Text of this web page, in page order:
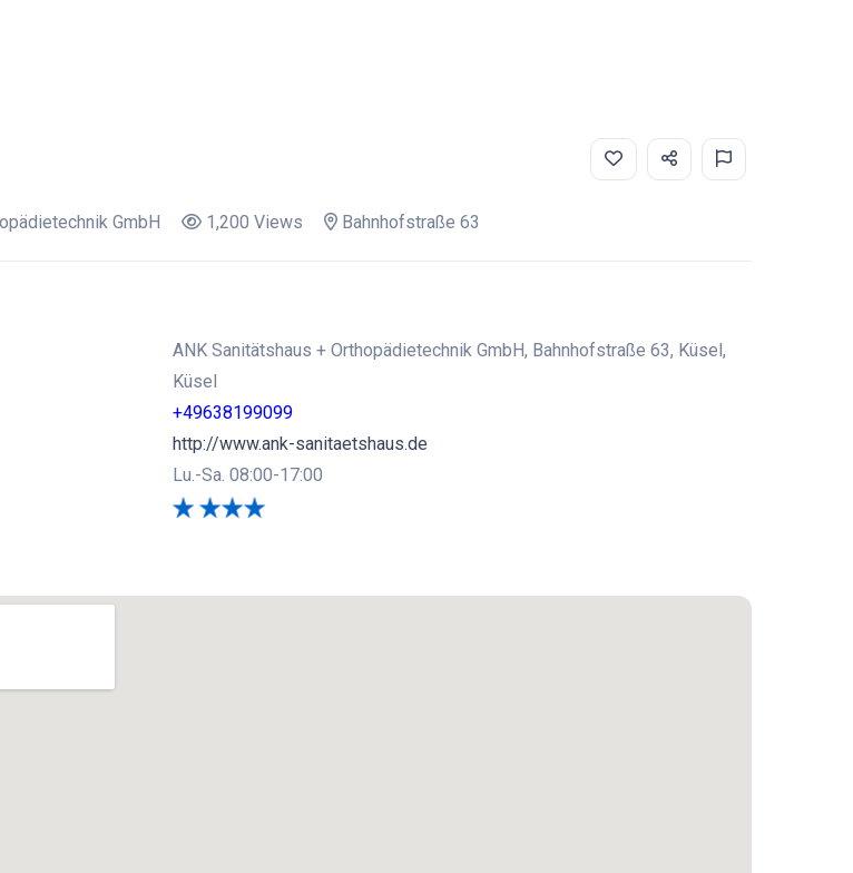
GmbH 1,200 Views Bahnhofstraße 63
ANK Sanitätshaus + Orthopädietechnik GmbH, Bahnhofstraße 63, Küsel,
Küsel
+49638199099
http://www.ank-sanitaetshaus.de
Lu.-Sa. 08:00-17:00